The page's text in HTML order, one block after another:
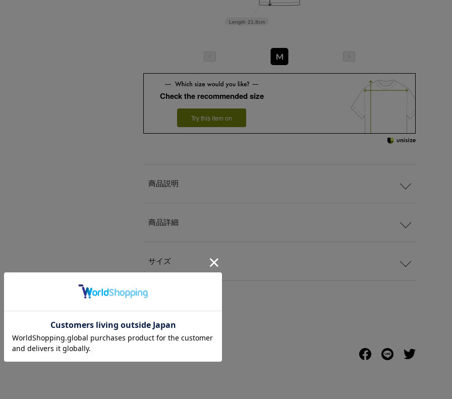
Length 21.8cm
M
Check the recommended size
Try this item on
商品説明
商品詳細
サイズ
配送